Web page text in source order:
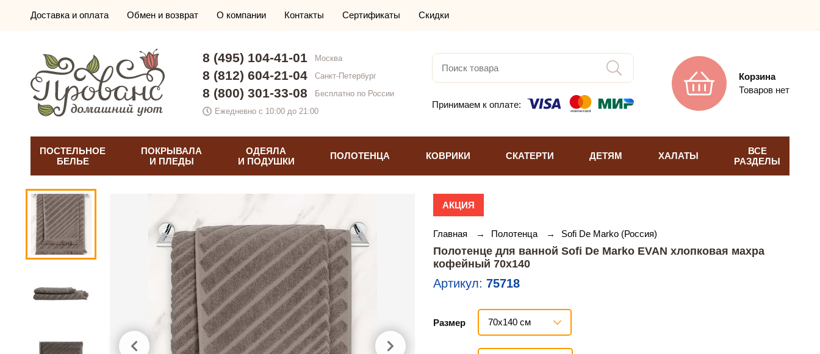
Доставка и оплата Обмен и возврат О компании Контакты Сертификаты Скидки
8 (495) 104-41-01 Москва
8 (812) 604-21-04 Санкт-Петербург
8 (800) 301-33-08
Бесплатно по России
Ежедневно с 10:00 до 21:00
Принимаем к оплате:
Корзина
Товаров нет
ПОСТЕЛЬНОЕ
БЕЛЬЕ
ПОКРЫВАЛА
И ПЛЕДЫ
ОДЕЯЛА
И ПОДУШКИ
ПОЛОТЕНЦА КОВРИКИ СКАТЕРТИ ДЕТЯМ ХАЛАТЫ
ВСЕ
РАЗДЕЛЫ
АКЦИЯ
Главная → Полотенца → Sofi De Marko (Россия)
Полотенце для ванной Sofi De Marko EVAN хлопковая махра
кофейный 70х140
Артикул: 75718
Размер 70х140 см